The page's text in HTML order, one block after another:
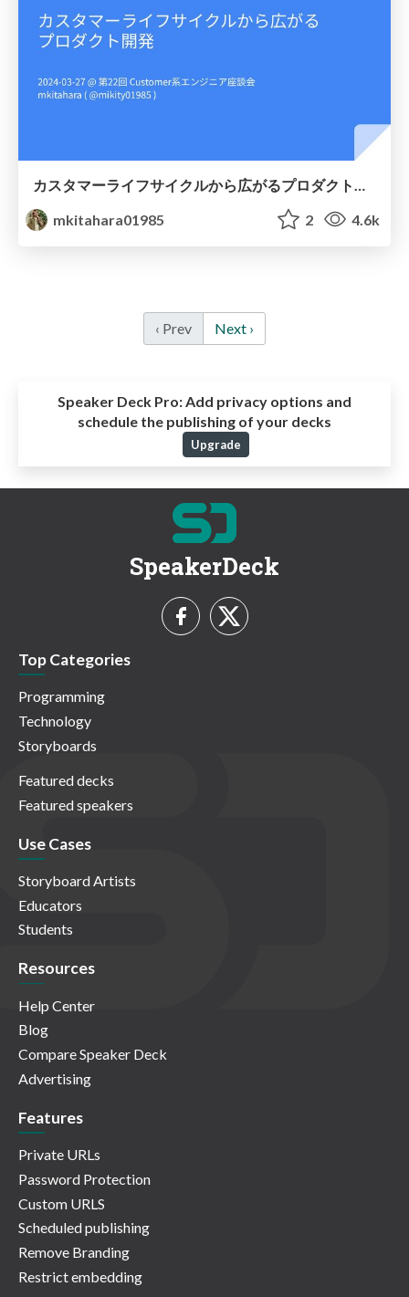
mkitahara01985
2 4.6k
‹ Prev Next ›
Speaker Deck Pro:Add privacy options and
schedule the publishing of your decks
Upgrade
SpeakerDeck
Top Categories
Programming
Technology
Storyboards
Featured decks
Featured speakers
Use Cases
Storyboard Artists
Educators
Students
Resources
Help Center
Blog
Compare Speaker Deck
Advertising
Features
Private URLs
Password Protection
Custom URLS
Scheduled publishing
Remove Branding
Restrict embedding